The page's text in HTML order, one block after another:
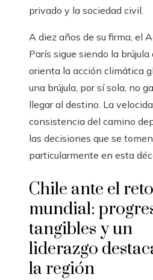
privado y la sociedad civil.
A diez años de su firma, el
París sigue siendo la brújula
orienta la acción climática
una brújula, por sí sola, no
llegar al destino. La
consistencia del camino
las decisiones que se
particularmente en esta
Chile ante el reto
mundial:
tangibles y un
liderazgo
la región